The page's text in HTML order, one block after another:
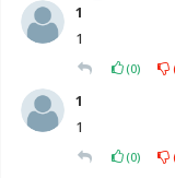
1
1
(0)
1
1
(0)